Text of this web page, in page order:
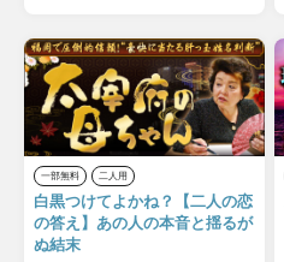
一部無料 二人用
白黒つけてよかね？【二人の恋
の答え】あの人の本音と揺るが
ぬ結末